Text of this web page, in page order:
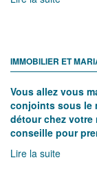
Vous allez vous
conjoints sous le
détour chez
conseille pour